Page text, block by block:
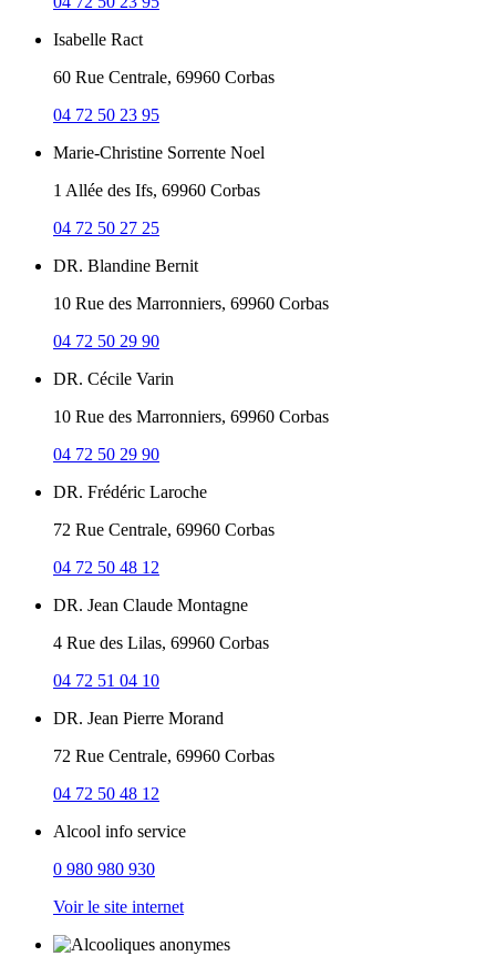
Isabelle Ract
60 Rue Centrale, 69960 Corbas
04 72 50 23 95
Marie-Christine Sorrente Noel
1 Allée des Ifs, 69960 Corbas
04 72 50 27 25
DR. Blandine Bernit
10 Rue des Marronniers, 69960 Corbas
04 72 50 29 90
DR. Cécile Varin
10 Rue des Marronniers, 69960 Corbas
04 72 50 29 90
DR. Frédéric Laroche
72 Rue Centrale, 69960 Corbas
04 72 50 48 12
DR. Jean Claude Montagne
4 Rue des Lilas, 69960 Corbas
04 72 51 04 10
DR. Jean Pierre Morand
72 Rue Centrale, 69960 Corbas
04 72 50 48 12
Alcool info service
0 980 980 930
Voir le site internet